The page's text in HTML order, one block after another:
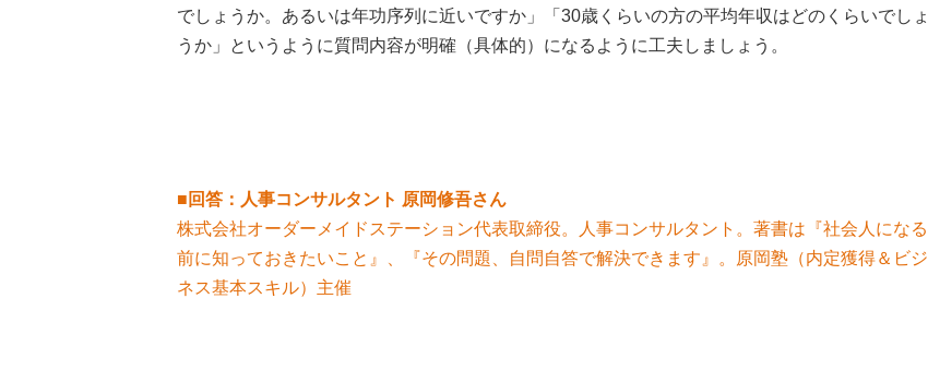
でしょうか。あるいは年功序列に近いですか」「30歳くらいの方の平均年収はどのくらいでしょ
うか」というように質問内容が明確（具体的）になるように工夫しましょう。
■回答：人事コンサルタント 原岡修吾さん
株式会社オーダーメイドステーション代表取締役。人事コンサルタント。著書は『社会人になる
前に知っておきたいこと』、『その問題、自問自答で解決できます』。原岡塾（内定獲得＆ビジ
ネス基本スキル）主催